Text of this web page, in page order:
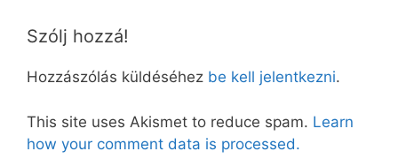
Szólj hozzá!
Hozzászólás küldéséhez be kell jelentkezni.
This site uses Akismet to reduce spam. Learn
how your comment data is processed.